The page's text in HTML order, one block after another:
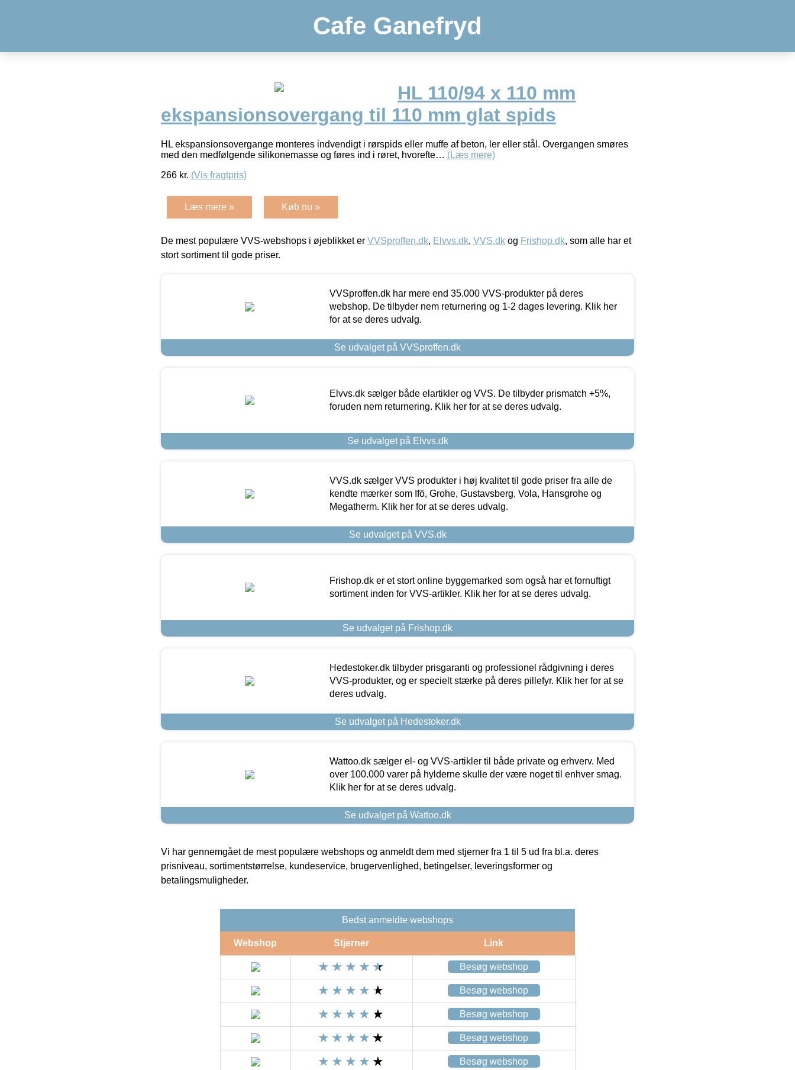
Cafe Ganefryd
HL 110/94 x 110 mm
ekspansionsovergang til 110 mm glat spids
HL ekspansionsovergange monteres indvendigt i rørspids eller muffe af beton, ler eller stål. Overgangen smøres
med den medfølgende silikonemasse og føres ind i røret, hvorefte… (Læs mere)
266 kr. (Vis fragtpris)
Læs mere » Køb nu »
De mest populære VVS-webshops i øjeblikket er VVSproffen.dk, Elvvs.dk, VVS.dk og Frishop.dk, som alle har et
stort sortiment til gode priser.
VVSproffen.dk har mere end 35.000 VVS-produkter på deres
webshop. De tilbyder nem returnering og 1-2 dages levering. Klik her
for at se deres udvalg.
Se udvalget på VVSproffen.dk
Elvvs.dk sælger både elartikler og VVS. De tilbyder prismatch +5%,
foruden nem returnering. Klik her for at se deres udvalg.
Se udvalget på Elvvs.dk
VVS.dk sælger VVS produkter i høj kvalitet til gode priser fra alle de
kendte mærker som Ifö, Grohe, Gustavsberg, Vola, Hansgrohe og
Megatherm. Klik her for at se deres udvalg.
Se udvalget på VVS.dk
Frishop.dk er et stort online byggemarked som også har et fornuftigt
sortiment inden for VVS-artikler. Klik her for at se deres udvalg.
Se udvalget på Frishop.dk
Hedestoker.dk tilbyder prisgaranti og professionel rådgivning i deres
VVS-produkter, og er specielt stærke på deres pillefyr. Klik her for at se
deres udvalg.
Se udvalget på Hedestoker.dk
Wattoo.dk sælger el- og VVS-artikler til både private og erhverv. Med
over 100.000 varer på hylderne skulle der være noget til enhver smag.
Klik her for at se deres udvalg.
Se udvalget på Wattoo.dk
Vi har gennemgået de mest populære webshops og anmeldt dem med stjerner fra 1 til 5 ud fra bl.a. deres
prisniveau, sortimentstørrelse, kundeservice, brugervenlighed, betingelser, leveringsformer og
betalingsmuligheder.
Bedst anmeldte webshops
Webshop Stjerner Link
Besøg webshop
Besøg webshop
Besøg webshop
Besøg webshop
Besøg webshop